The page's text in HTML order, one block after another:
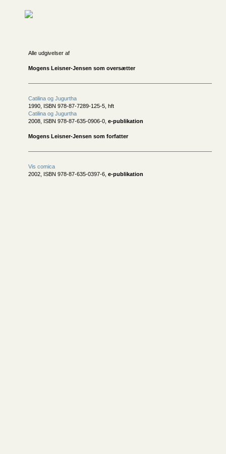
Alle udgivelser af
Mogens Leisner-Jensen som oversætter
Catilina og Jugurtha
1990, ISBN 978-87-7289-125-5, hft
Catilina og Jugurtha
2008, ISBN 978-87-635-0906-0, e-publikation
Mogens Leisner-Jensen som forfatter
Vis comica
2002, ISBN 978-87-635-0397-6, e-publikation